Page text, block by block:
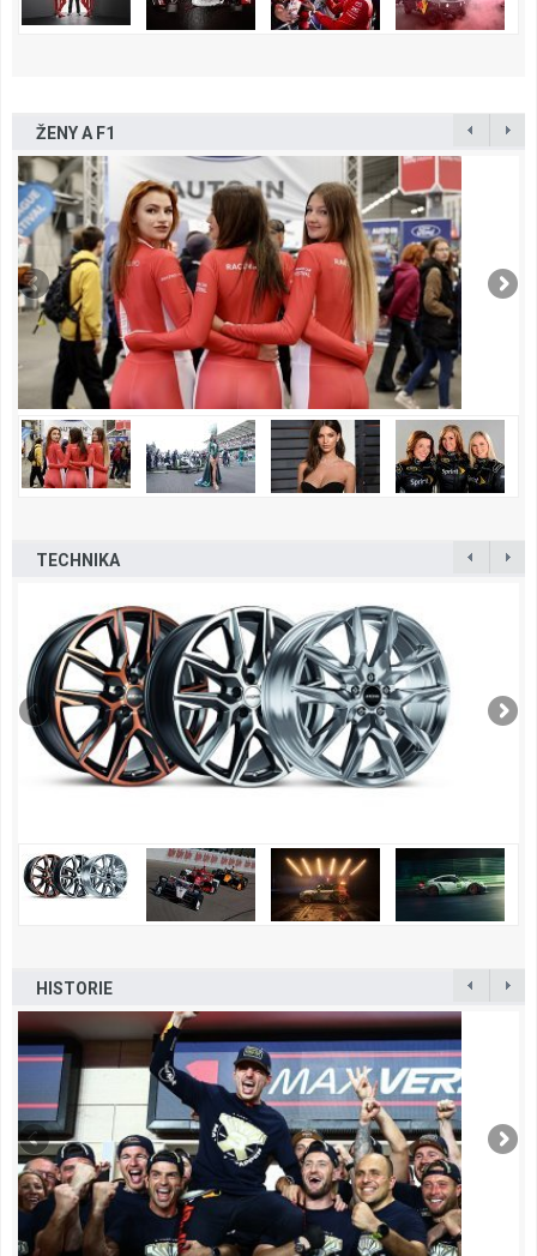
ŽENY A F1
TECHNIKA
HISTORIE